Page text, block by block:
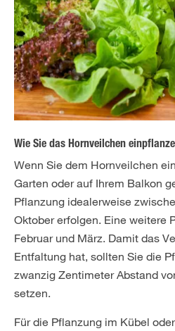
Wie Sie das Hornveilchen
Wenn Sie dem Hornveilchen
Garten oder auf Ihrem Balkon
Pflanzung idealerweise
Oktober erfolgen. Eine weitere
Februar und März. Damit das
Entfaltung hat, sollten Sie die
zwanzig Zentimeter Abstand
setzen.
Für die Pflanzung im Kübel